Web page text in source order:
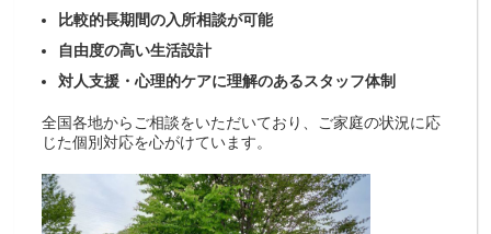
比較的長期間の入所相談が可能
自由度の高い生活設計
対人支援・心理的ケアに理解のあるスタッフ体制
全国各地からご相談をいただいており、ご家庭の状況に応
じた個別対応を心がけています。